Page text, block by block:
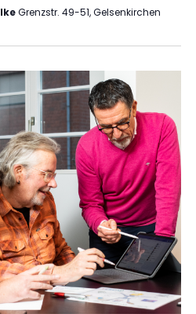
Grenzstr. 49-51, Gelsenkirchen